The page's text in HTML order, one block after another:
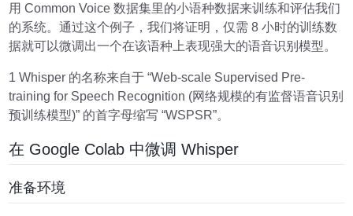
用 Common Voice 数据集里的小语种数据来训练和评估我们
的系统。通过这个例子，我们将证明，仅需 8 小时的训练数
据就可以微调出一个在该语种上表现强大的语音识别模型。
1 Whisper 的名称来自于 “Web-scale Supervised Pre-
training for Speech Recognition (网络规模的有监督语音识别
预训练模型)” 的首字母缩写 “WSPSR”。
在 Google Colab 中微调 Whisper
准备环境